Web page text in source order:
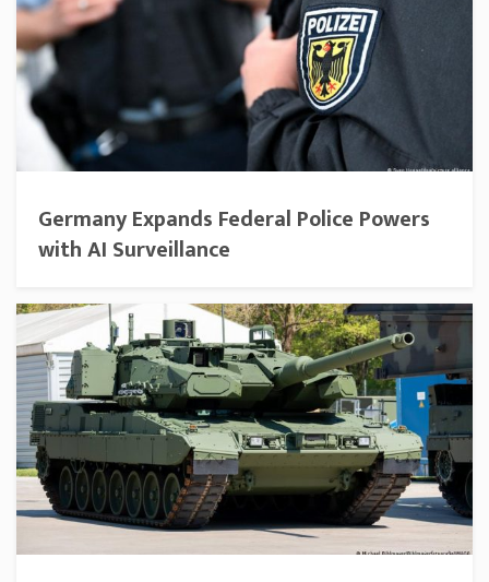
Germany Expands Federal Police Powers
with AI Surveillance